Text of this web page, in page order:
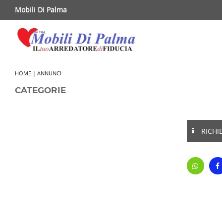
Mobili Di Palma
HOME | ANNUNCI
CATEGORIE